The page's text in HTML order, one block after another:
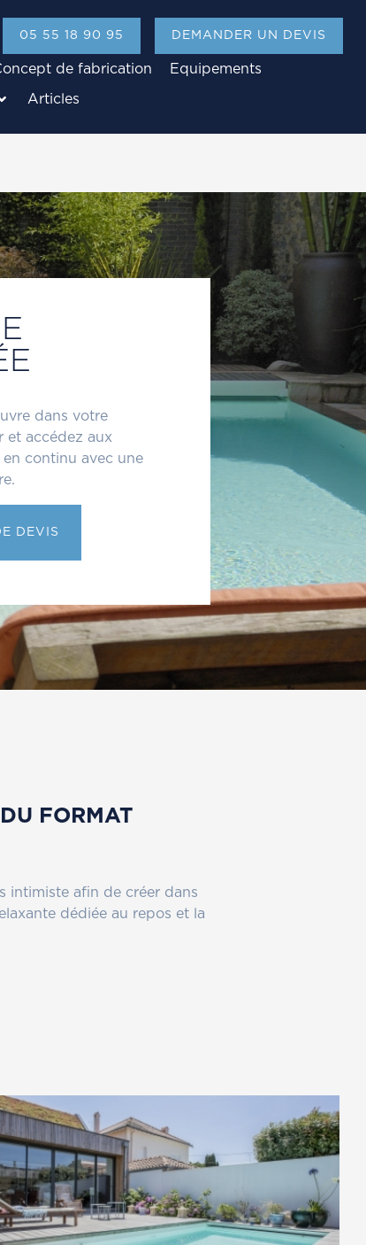
05 55 18 90 95 DEMANDER UN DEVIS
de fabrication Equipements
Articles
dans votre
et accédez aux
en continu avec une
DEVIS
FORMAT
intimiste afin de créer dans
dédiée au repos et la